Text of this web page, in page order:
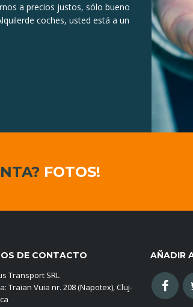
a precios justos, sólo bueno
de coches, usted está a un
FOTOS!
DE CONTACTO
Transport SRL
Traian Vuia nr. 208 (Napotex), Cluj-
AÑADIR